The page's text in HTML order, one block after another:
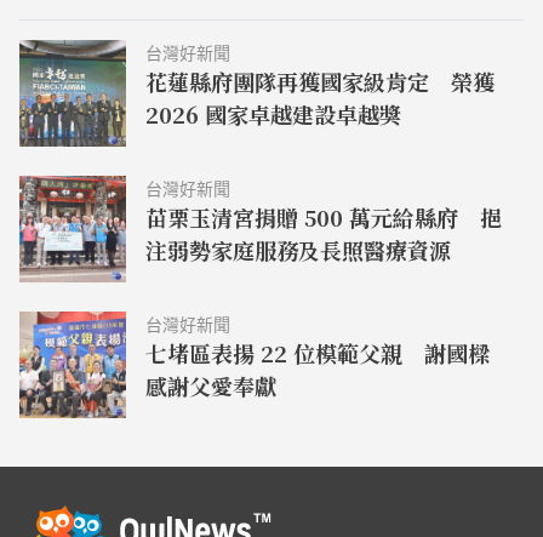
台灣好新聞
花蓮縣府團隊再獲國家級肯定 榮獲
2026 國家卓越建設卓越獎
台灣好新聞
苗栗玉清宮捐贈 500 萬元給縣府 挹
注弱勢家庭服務及長照醫療資源
台灣好新聞
七堵區表揚 22 位模範父親 謝國樑
感謝父愛奉獻